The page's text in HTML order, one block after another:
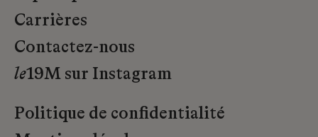
Carrières
Contactez-nous
le19M sur Instagram
Politique de confidentialité